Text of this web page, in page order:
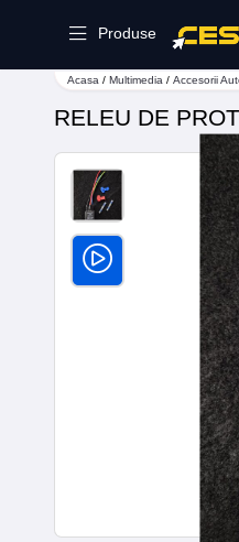
Produse
Acasa / Multimedia / Accesorii
RELEU DE